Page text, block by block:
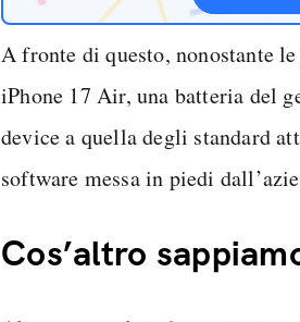
A fronte di questo, nonostante le
iPhone 17 Air, una batteria del
device a quella degli standard
software messa in piedi
Cos’altro